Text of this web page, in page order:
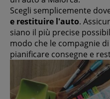
Scegli semplicemente
e restituire l'auto.
siano il più precise
modo che le compagnie
pianificare consegne e